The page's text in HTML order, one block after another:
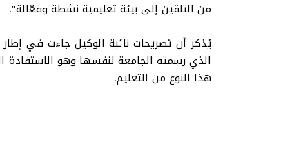
من التلقين إلى بيئة تعليمية نشطة وفعّالة".
يُذكر أن تصريحات نائبة الوكيل جاءت في
الذي رسمته الجامعة لنفسها وهو الاستفادة
هذا النوع من التعليم.